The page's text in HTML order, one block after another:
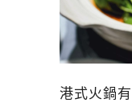
港式火鍋